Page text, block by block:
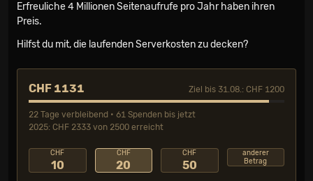
Erfreuliche 4 Millionen Seiten­aufrufe pro Jahr haben ihren
Preis.
Hilfst du mit, die laufenden Serverkosten zu decken?
CHF 1131 Ziel bis 31.08.: CHF 1200
22 Tage verbleibend • 61 Spenden bis jetzt
2025: CHF 2333 von 2500 erreicht
CHF
10
CHF
20
CHF
50
anderer
Betrag